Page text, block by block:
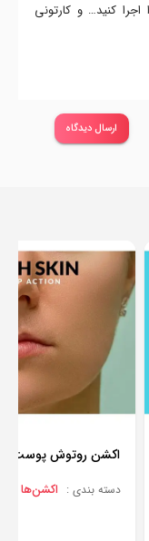
کنید… و کارتونی
ارسال دیدگاه
اکشن روتوش پوست
دسته بندی : اکشن‌ها ACTIONS